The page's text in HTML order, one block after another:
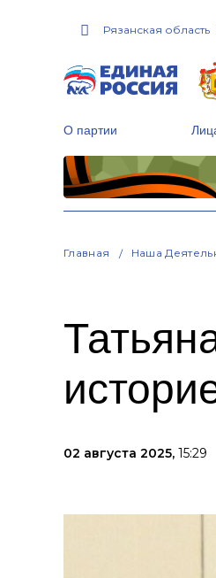
Рязанская область
О партии
Главная Наша
02 августа 2025, 15:29